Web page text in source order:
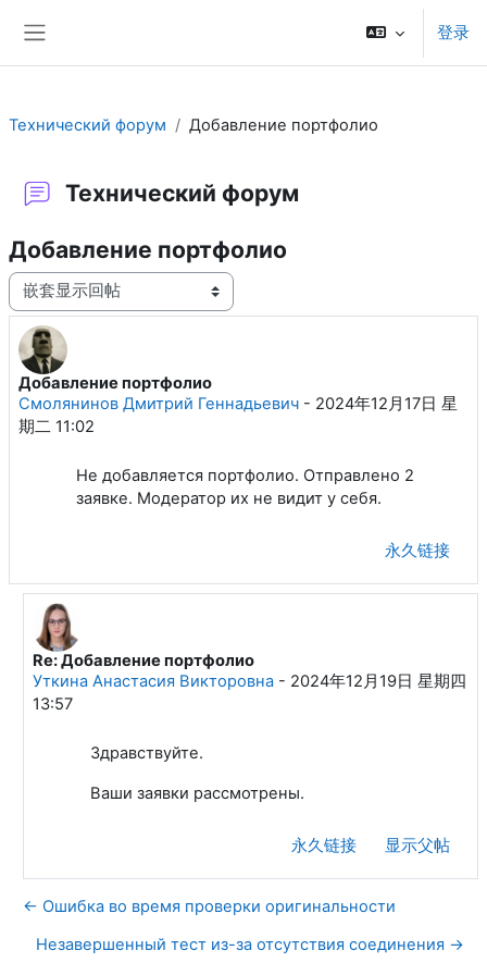
登录
Технический форум Добавление портфолио
Технический форум
Добавление портфолио
显示模式
Добавление портфолио
Смолянинов Дмитрий Геннадьевич - 2024年12月17日 星
期二 11:02
回帖数：1
Не добавляется портфолио. Отправлено 2
заявке. Модератор их не видит у себя.
永久链接
回复Смолянинов Дмитрий Геннадьевич
Re: Добавление портфолио
Уткина Анастасия Викторовна- 2024年12月19日 星期四
13:57
Здравствуйте.
Ваши заявки рассмотрены.
永久链接 显示父帖
← Ошибка во время проверки оригинальности
Незавершенный тест из-за отсутствия соединения →